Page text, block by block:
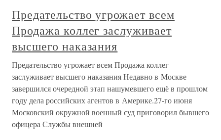
Предательство угрожает всем
Продажа коллег заслуживает
высшего наказания
Предательство угрожает всем Продажа коллег
заслуживает высшего наказания Недавно в Москве
завершился очередной этап нашумевшего ещё в прошлом
году дела российских агентов в Америке.27-го июня
Московский окружной военный суд приговорил бывшего
офицера Службы внешней